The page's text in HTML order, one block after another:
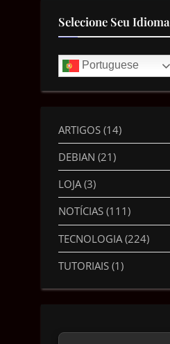
Selecione Seu Idioma
Portuguese
ARTIGOS (14)
DEBIAN (21)
LOJA(3)
NOTÍCIAS (111)
TECNOLOGIA (224)
TUTORIAIS (1)